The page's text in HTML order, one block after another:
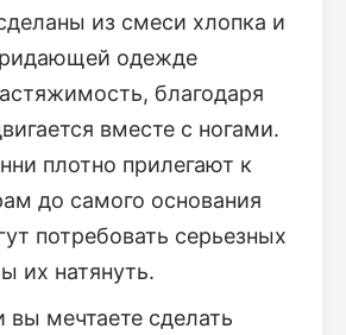
из смеси хлопка и
одежде
благодаря
вместе с ногами.
плотно прилегают к
до самого основания
потребовать серьезных
их натянуть.
вы мечтаете сделать